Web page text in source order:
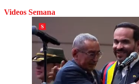
Videos Semana